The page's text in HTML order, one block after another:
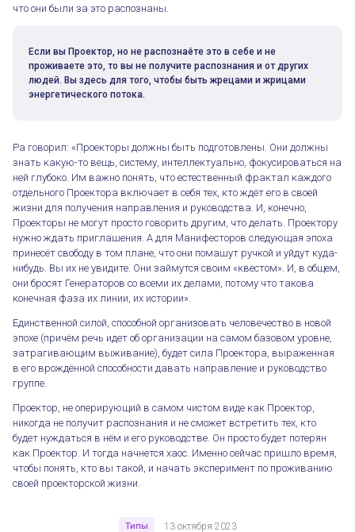
Роль Проекторов в эволюционном процессе
что они были за это распознаны.
Если вы Проектор, но не распознаёте это в себе и не
проживаете это, то вы не получите распознания и от других
людей. Вы здесь для того, чтобы быть жрецами и жрицами
энергетического потока.
Ра говорил: «Проекторы должны быть подготовлены. Они должны
знать какую-то вещь, систему, интеллектуально, фокусироваться на
ней глубоко. Им важно понять, что естественный фрактал каждого
отдельного Проектора включает в себя тех, кто ждёт его в своей
жизни для получения направления и руководства. И, конечно,
Проекторы не могут просто говорить другим, что делать. Проектору
нужно ждать приглашения. А для Манифесторов следующая эпоха
принесёт свободу в том плане, что они помашут ручкой и уйдут куда-
нибудь. Вы их не увидите. Они займутся своим «квестом». И, в общем,
они бросят Генераторов со всеми их делами, потому что такова
конечная фаза их линии, их истории».
Единственной силой, способной организовать человечество в новой
эпохе (причём речь идет об организации на самом базовом уровне,
затрагивающим выживание), будет сила Проектора, выраженная
в его врождённой способности давать направление и руководство
группе.
Проектор, не оперирующий в самом чистом виде как Проектор,
никогда не получит распознания и не сможет встретить тех, кто
будет нуждаться в нём и его руководстве. Он просто будет потерян
как Проектор. И тогда начнется хаос. Именно сейчас пришло время,
чтобы понять, кто вы такой, и начать эксперимент по проживанию
своей проекторской жизни.
Типы 13 октября 2023